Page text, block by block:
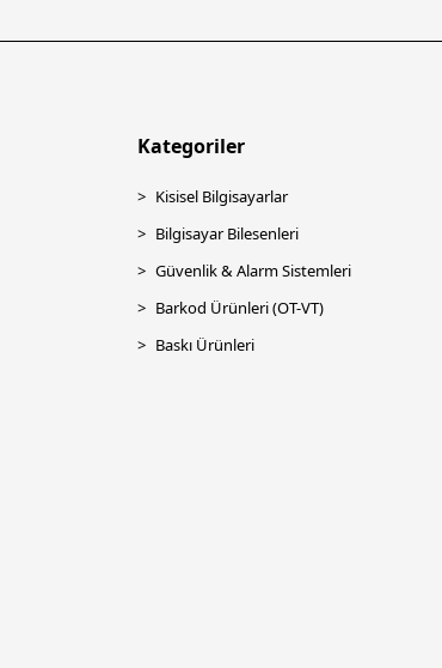
Kategoriler
Kisisel Bilgisayarlar
Bilgisayar Bilesenleri
Güvenlik & Alarm Sistemleri
Barkod Ürünleri (OT-VT)
Baskı Ürünleri